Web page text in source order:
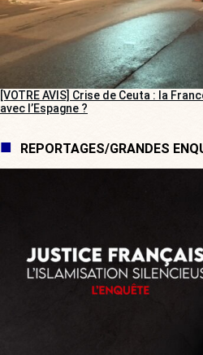
[VOTRE AVIS] Crise de Ceuta : la
avec l’Espagne ?
REPORTAGES/GRANDES